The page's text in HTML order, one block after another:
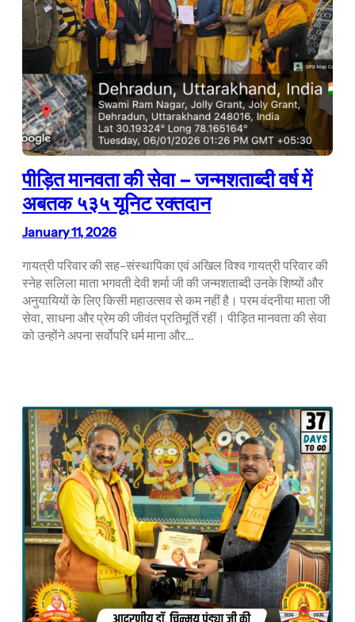
पीड़ित मानवता की सेवा – जन्मशताब्दी वर्ष में
अबतक ५३५ यूनिट रक्तदान
January 11, 2026
गायत्री परिवार की सह-संस्थापिका एवं अखिल विश्व गायत्री परिवार की
स्नेह सलिला माता भगवती देवी शर्मा जी की जन्मशताब्दी उनके शिष्यों और
अनुयायियों के लिए किसी महाउत्सव से कम नहीं है। परम वंदनीया माता जी
सेवा, साधना और प्रेम की जीवंत प्रतिमूर्ति रहीं। पीड़ित मानवता की सेवा
को उन्होंने अपना सर्वोपरि धर्म माना और…